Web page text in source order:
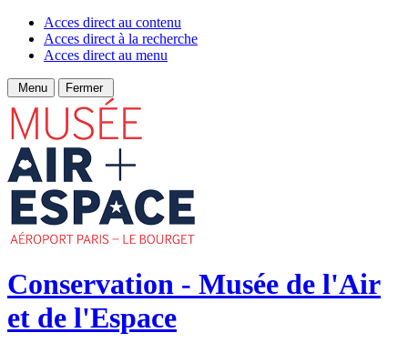
Acces direct au contenu
Acces direct à la recherche
Acces direct au menu
Menu Fermer
Conservation - Musée de l'Air
et de l'Espace